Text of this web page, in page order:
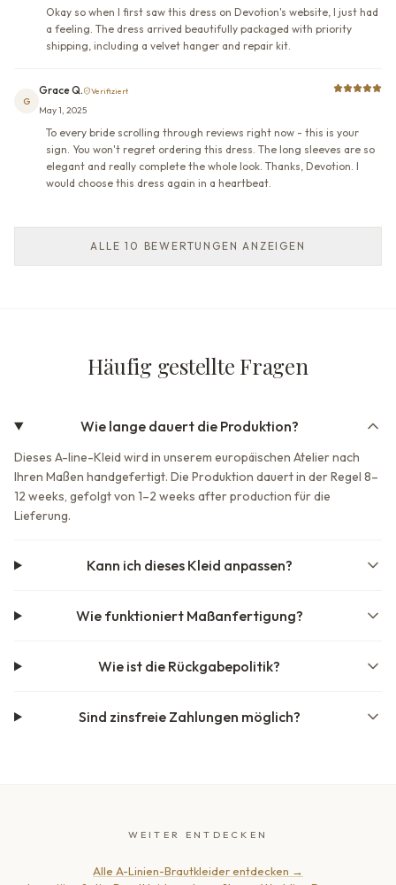
Okay so when I first saw this dress on Devotion's website, I just had
a feeling. The dress arrived beautifully packaged with priority
shipping, including a velvet hanger and repair kit.
G
Grace Q. Verifiziert
May 1, 2025
To every bride scrolling through reviews right now - this is your
sign. You won't regret ordering this dress. The long sleeves are so
elegant and really complete the whole look. Thanks, Devotion. I
would choose this dress again in a heartbeat.
ALLE 10 BEWERTUNGEN ANZEIGEN
Häufig gestellte Fragen
Wie lange dauert die Produktion?
Dieses A-line-Kleid wird in unserem europäischen Atelier nach
Ihren Maßen handgefertigt. Die Produktion dauert in der Regel 8–
12 weeks, gefolgt von 1–2 weeks after production für die
Lieferung.
Kann ich dieses Kleid anpassen?
Wie funktioniert Maßanfertigung?
Wie ist die Rückgabepolitik?
Sind zinsfreie Zahlungen möglich?
WEITER ENTDECKEN
Alle A-Linien-Brautkleider entdecken →